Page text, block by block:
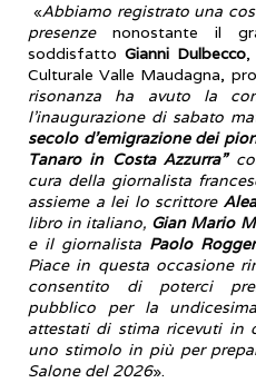
«Abbiamo registrato una
presenzenonostante il
soddisfatto Gianni Dulbecco,
Culturale Valle Maudagna,
risonanza ha avuto la
l’inaugurazione di sabato
secolo d’emigrazione dei
Tanaro in Costa Azzurra”
cura della giornalista
assieme a lei lo scrittore
libro in italiano, Gian Mario
e il giornalista Paolo
Piace in questa occasione
consentito di poterci
pubblico per la
attestati di stima ricevuti in
uno stimolo in più per
Salone del 2026».